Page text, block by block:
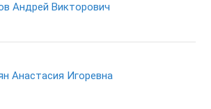
Андрей Викторович
Анастасия Игоревна